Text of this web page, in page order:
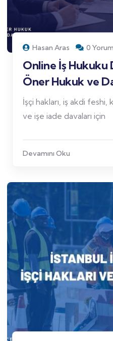
Hasan Aras 0 Yorum
Online İş Hukuku
Öner Hukuk ve
İşçi hakları, iş akdi
ve işe iade davaları için
Devamını Oku